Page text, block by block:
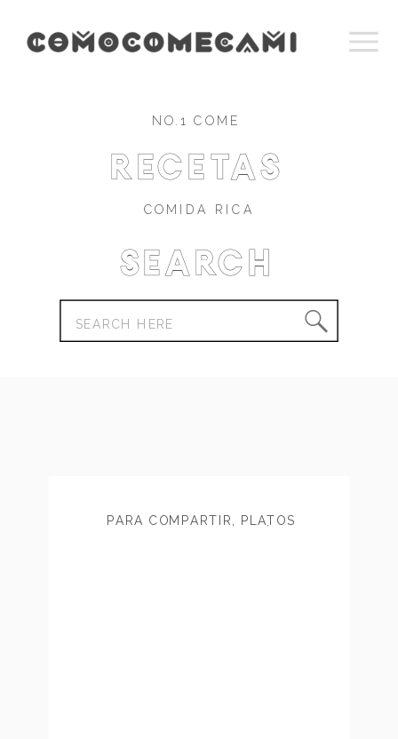
COMIDA RICA
recetas
NO.1 COME
Search
Search
for:
PARA COMPARTIR
PLATOS